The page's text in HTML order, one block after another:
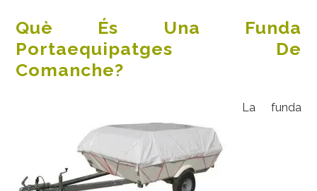
Què És Una Funda
Portaequipatges De
Comanche?
La funda